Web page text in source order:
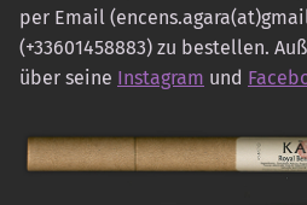
per Email
(+33601458883) zu bestellen.
über seine Instagram und